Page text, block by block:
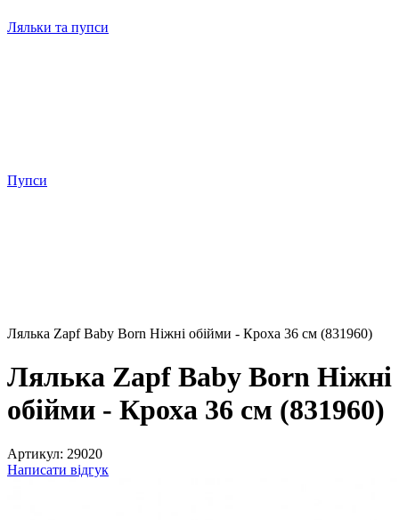
Ляльки та пупси
Пупси
Лялька Zapf Baby Born Ніжні обійми - Кроха 36 см (831960)
Лялька Zapf Baby Born Ніжні
обійми - Кроха 36 см (831960)
Артикул: 29020
Написати відгук